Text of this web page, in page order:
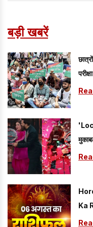
बड़ी खबरें
हत्थे
जीती
Ka Rashifal:
में